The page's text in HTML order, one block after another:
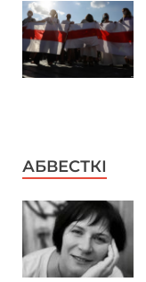
АБВЕСТКІ